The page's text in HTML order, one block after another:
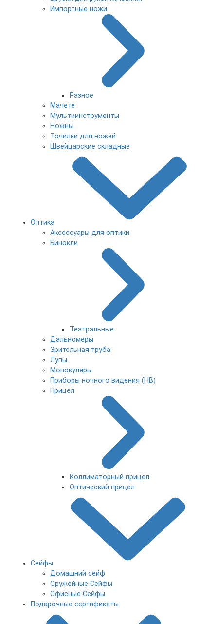
Импортные ножи
Разное
Мачете
Мультиинструменты
Ножны
Точилки для ножей
Швейцарские складные
Оптика
Аксессуары для оптики
Бинокли
Театральные
Дальномеры
Зрительная труба
Лупы
Монокуляры
Приборы ночного видения (НВ)
Прицел
Коллиматорный прицел
Оптический прицел
Сейфы
Домашний сейф
Оружейные Сейфы
Офисные Сейфы
Подарочные сертификаты